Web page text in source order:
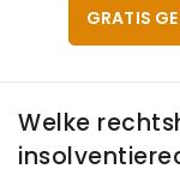
GRATIS
Welke